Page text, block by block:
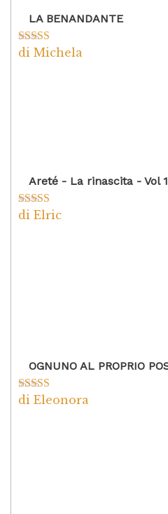
LA BENANDANTE
Valutato5su
di Michela
Areté - La rinascita - Vol 1
Valutato5
di Elric
OGNUNO AL PROPRIO
Valutato5su
di Eleonora